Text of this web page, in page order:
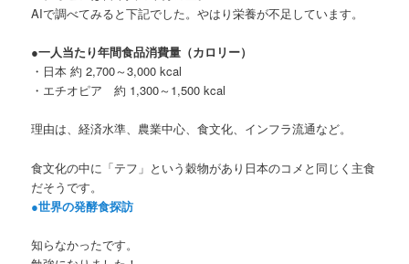
AIで調べてみると下記でした。やはり栄養が不足しています。
●一人当たり年間食品消費量（カロリー）
・日本 約 2,700～3,000 kcal
・エチオピア 約 1,300～1,500 kcal
理由は、経済水準、農業中心、食文化、インフラ流通など。
食文化の中に「テフ」という穀物があり日本のコメと同じく主食
だそうです。
●世界の発酵食探訪
知らなかったです。